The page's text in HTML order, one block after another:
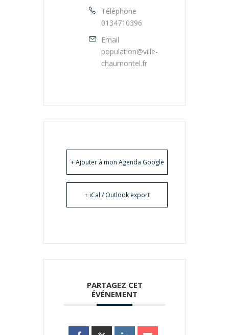
Téléphone
0134710396
Email
population@ville-
chaumontel.fr
+ Ajouter à mon Agenda Google
+ iCal / Outlook export
PARTAGEZ CET
ÉVÉNEMENT